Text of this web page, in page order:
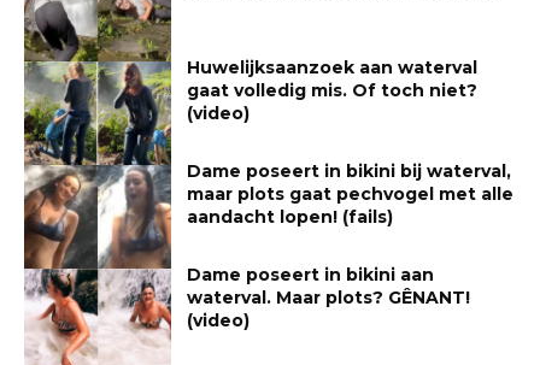
Huwelijksaanzoek aan waterval
gaat volledig mis. Of toch niet?
(video)
Dame poseert in bikini bij waterval,
maar plots gaat pechvogel met alle
aandacht lopen! (fails)
Dame poseert in bikini aan
waterval. Maar plots? GÊNANT!
(video)